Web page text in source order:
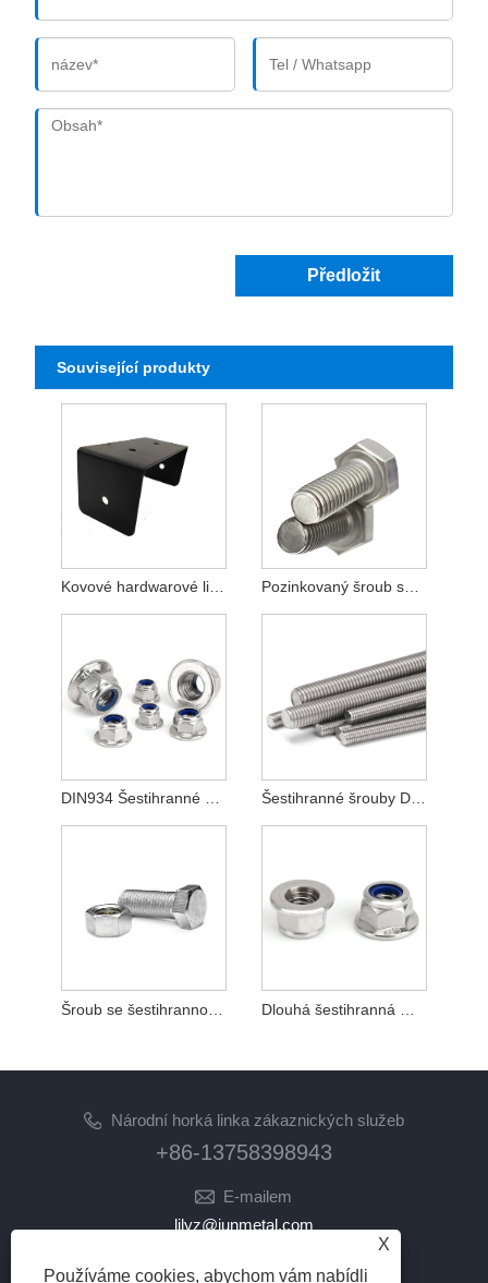
Předložit
Související produkty
Kovové hardwarové lisovací díly Příslušenství z nerezové oceli 304 Pozinkovaný šroub se šestihrannou hlavou DIN931
Šestihranné šrouby DIN931 Nerezová ocel
Šroub se šestihrannou hlavou z černé uhlíkové oceli s vysokou pevností v tahu 12,9
Národní horká linka zákaznických služeb
+86-13758398943
E-mailem
lilyz@junmetal.com
X
Používáme cookies, abychom vám nabídli